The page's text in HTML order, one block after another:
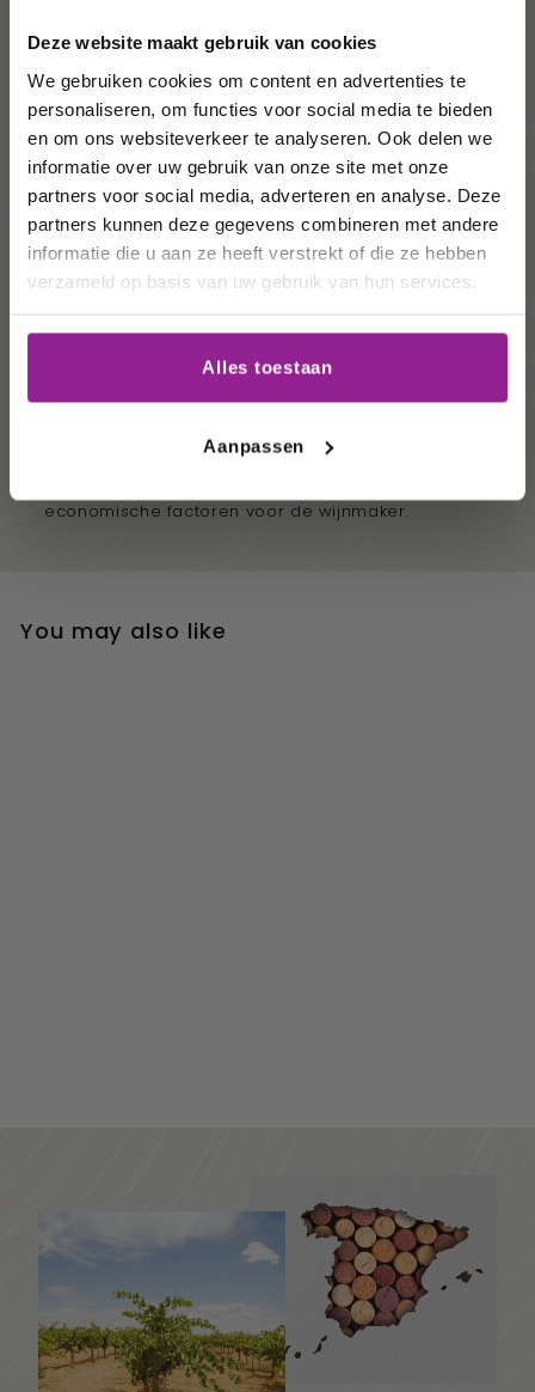
Deze website maakt gebruik van cookies
We gebruiken cookies om content en advertenties te
personaliseren, om functies voor social media te bieden
en om ons websiteverkeer te analyseren. Ook delen we
informatie over uw gebruik van onze site met onze
partners voor social media, adverteren en analyse. Deze
partners kunnen deze gegevens combineren met andere
informatie die u aan ze heeft verstrekt of die ze hebben
verzameld op basis van uw gebruik van hun services.
Alles toestaan
Aanpassen
Duurzame wijnen
Een veel voorkomende vorm van wijnbouw. Voorop
staat dat de wijnboer een werkwijze hanteert die
verschil met biologisch is dat deze vorm van
zwaardere middelen in te grijpen wanneer dit echt
Duurzame wijnbouw
economische factoren voor de wijnmaker.
You may also like
volgende
order!
Wij houden u graag op de
hoogte van onze acties,
wijnhuizen en uw
favoriete wijnen!